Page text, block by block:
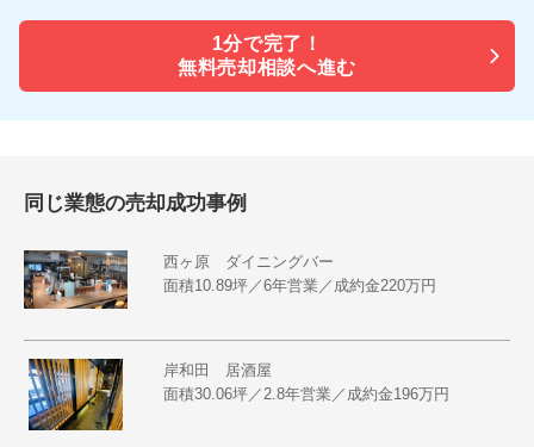
1分で完了！
無料売却相談へ進む
同じ業態の売却成功事例
西ヶ原 ダイニングバー
面積10.89坪／6年営業／成約金220万円
岸和田 居酒屋
面積30.06坪／2.8年営業／成約金196万円